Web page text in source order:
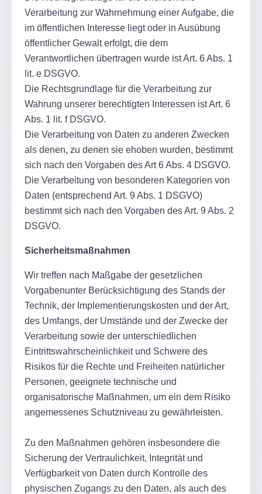
Verarbeitung zur Wahrnehmung einer Aufgabe, die
im öffentlichen Interesse liegt oder in Ausübung
öffentlicher Gewalt erfolgt, die dem
Verantwortlichen übertragen wurde ist Art. 6 Abs. 1
lit. e DSGVO.
Die Rechtsgrundlage für die Verarbeitung zur
Wahrung unserer berechtigten Interessen ist Art. 6
Abs. 1 lit. f DSGVO.
Die Verarbeitung von Daten zu anderen Zwecken
als denen, zu denen sie ehoben wurden, bestimmt
sich nach den Vorgaben des Art 6 Abs. 4 DSGVO.
Die Verarbeitung von besonderen Kategorien von
Daten (entsprechend Art. 9 Abs. 1 DSGVO)
bestimmt sich nach den Vorgaben des Art. 9 Abs. 2
DSGVO.
Sicherheitsmaßnahmen
Wir treffen nach Maßgabe der gesetzlichen
Vorgabenunter Berücksichtigung des Stands der
Technik, der Implementierungskosten und der Art,
des Umfangs, der Umstände und der Zwecke der
Verarbeitung sowie der unterschiedlichen
Eintrittswahrscheinlichkeit und Schwere des
Risikos für die Rechte und Freiheiten natürlicher
Personen, geeignete technische und
organisatorische Maßnahmen, um ein dem Risiko
angemessenes Schutzniveau zu gewährleisten.
Zu den Maßnahmen gehören insbesondere die
Sicherung der Vertraulichkeit, Integrität und
Verfügbarkeit von Daten durch Kontrolle des
physischen Zugangs zu den Daten, als auch des